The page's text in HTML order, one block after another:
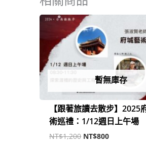
暫無庫存
【跟著旅讀去散步】2025
術巡禮：1/12週日上午場
NT$1,200
原
始
價
格：
NT$1,200。
NT$800
格：
NT$800。